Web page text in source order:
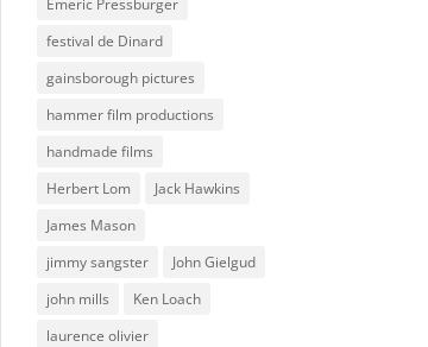
festival de Dinard
gainsborough pictures
hammer film productions
handmade films
Herbert Lom
Jack Hawkins
James Mason
jimmy sangster
John Gielgud
john mills
Ken Loach
laurence olivier